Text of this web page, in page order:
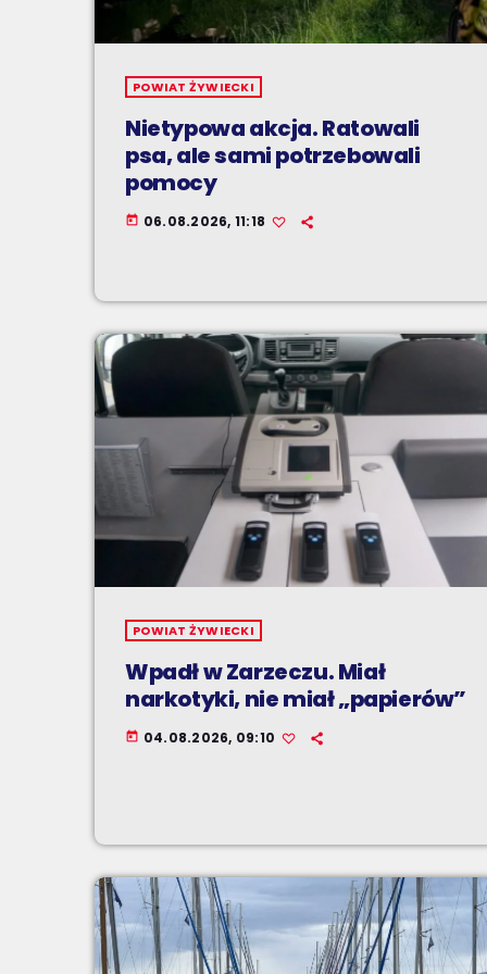
POWIAT ŻYWIECKI
Nietypowa akcja. Ratowali
psa, ale sami potrzebowali
pomocy
today 06.08.2026, 11:18
POWIAT ŻYWIECKI
Wpadł w Zarzeczu. Miał
narkotyki, nie miał „papierów”
today 04.08.2026, 09:10